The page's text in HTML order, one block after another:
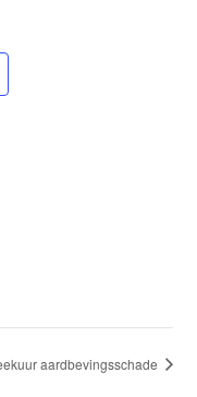
aardbevingsschade